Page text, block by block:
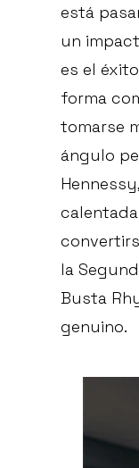
está
un
es el
forma
tomarse
ángulo
la
Busta
genuino.